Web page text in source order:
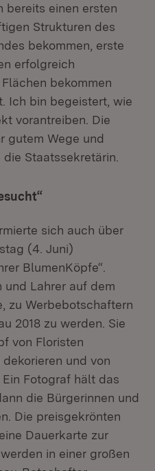
bereits einen ersten
Strukturen des
bekommen, erste
erfolgreich
bekommen
Ich bin begeistert, wie
vorantreiben. Die
gutem Wege und
Staatssekretärin.
sich auch über
(4. Juni)
BlumenKöpfe“.
und Lahrer auf dem
zu Werbebotschaftern
2018 zu werden. Sie
von Floristen
und von
Fotograf hält das
die Bürgerinnen und
Die preisgekrönten
Dauerkarte zur
in einer großen